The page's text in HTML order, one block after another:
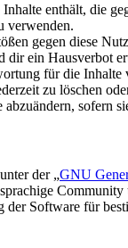
enthält, die
verwenden.
gegen diese
dir ein Hausverbot
für die
zu löschen
sofern
der „GNU
Software für